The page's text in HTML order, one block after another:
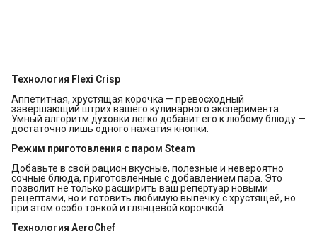
Технология Flexi Crisp
Аппетитная, хрустящая корочка — превосходный
завершающий штрих вашего кулинарного эксперимента.
Умный алгоритм духовки легко добавит его к любому блюду —
достаточно лишь одного нажатия кнопки.
Режим приготовления с паром Steam
Добавьте в свой рацион вкусные, полезные и невероятно
сочные блюда, приготовленные с добавлением пара. Это
позволит не только расширить ваш репертуар новыми
рецептами, но и готовить любимую выпечку с хрустящей, но
при этом особо тонкой и глянцевой корочкой.
Технология AeroChef